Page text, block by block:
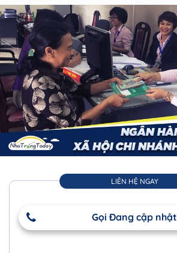
LIÊN HỆ NGAY
Gọi Đang cập nhật